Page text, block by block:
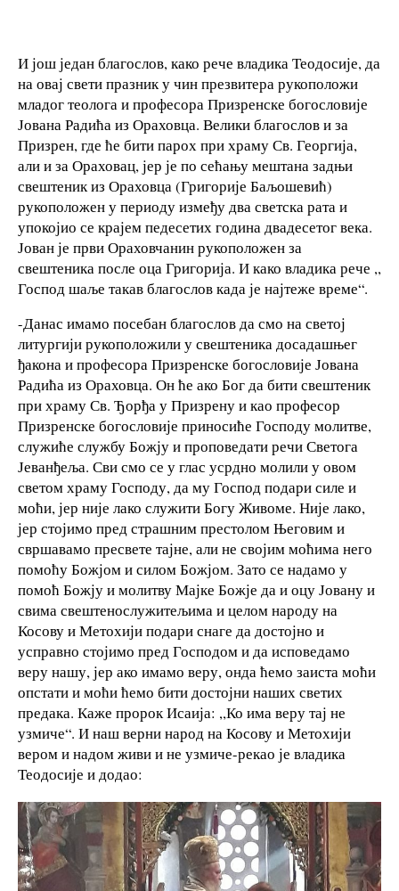
И још један благослов, како рече владика Теодосије, да
на овај свети празник у чин презвитера рукоположи
младог теолога и професора Призренске богословије
Јована Радића из Ораховца. Велики благослов и за
Призрен, где ће бити парох при храму Св. Георгија,
али и за Ораховац, јер је по сећању мештана задњи
свештеник из Ораховца (Григорије Баљошевић)
рукоположен у периоду између два светска рата и
упокојио се крајем педесетих година двадесетог века.
Јован је први Ораховчанин рукоположен за
свештеника после оца Григорија. И како владика рече ,,
Господ шаље такав благослов када је најтеже време“.
-Данас имамо посебан благослов да смо на светој
литургији рукоположили у свештеника досадашњег
ђакона и професора Призренске богословије Јована
Радића из Ораховца. Он ће ако Бог да бити свештеник
при храму Св. Ђорђа у Призрену и као професор
Призренске богословије приносиће Господу молитве,
служиће службу Божју и проповедати речи Светога
Јеванђеља. Сви смо се у глас усрдно молили у овом
светом храму Господу, да му Господ подари силе и
моћи, јер није лако служити Богу Живоме. Није лако,
јер стојимо пред страшним престолом Његовим и
свршавамо пресвете тајне, али не својим моћима него
помоћу Божјом и силом Божјом. Зато се надамо у
помоћ Божју и молитву Мајке Божје да и оцу Јовану и
свима свештенослужитељима и целом народу на
Косову и Метохији подари снаге да достојно и
усправно стојимо пред Господом и да исповедамо
веру нашу, јер ако имамо веру, онда ћемо заиста моћи
опстати и моћи ћемо бити достојни наших светих
предака. Каже пророк Исаија: ,,Ко има веру тај не
узмиче“. И наш верни народ на Косову и Метохији
вером и надом живи и не узмиче-рекао је владика
Теодосије и додао: